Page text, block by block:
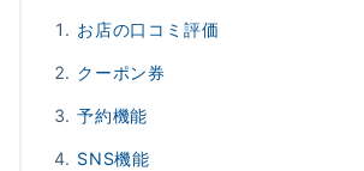
お店の口コミ評価
クーポン券
予約機能
SNS機能